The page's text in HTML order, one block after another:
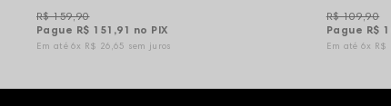
Pague R$ 151,91 no PIX
R$ 159,90
6x R$ 26,65 sem juros
Pague R$
R$ 109,90
6x R$